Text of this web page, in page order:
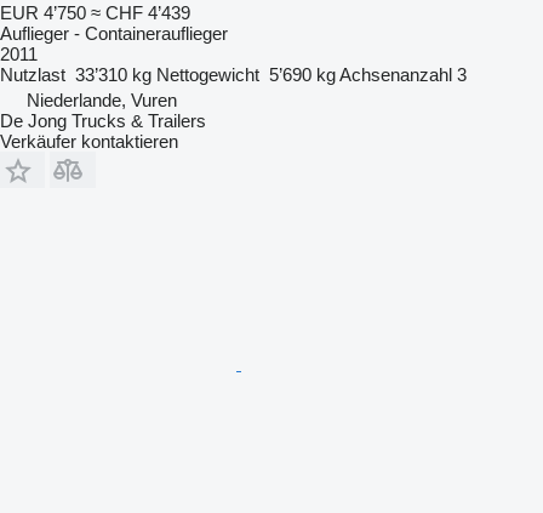
EUR 4’750 ≈ CHF 4’439
Auflieger - Containerauflieger
2011
Nutzlast 33’310 kg Nettogewicht 5’690 kgAchsenanzahl 3
Niederlande, Vuren
De Jong Trucks & Trailers
Verkäufer kontaktieren